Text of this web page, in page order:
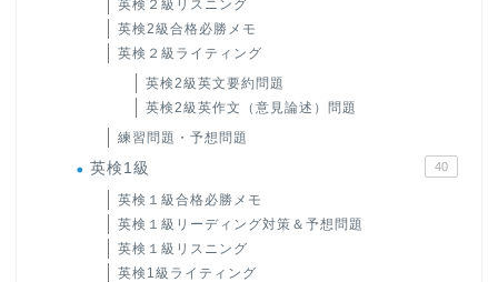
英検２級リスニング
英検2級合格必勝メモ
英検２級ライティング
英検2級英文要約問題
英検2級英作文（意見論述）問題
練習問題・予想問題
英検1級 40
英検１級合格必勝メモ
英検１級リーディング対策＆予想問題
英検１級リスニング
英検1級ライティング